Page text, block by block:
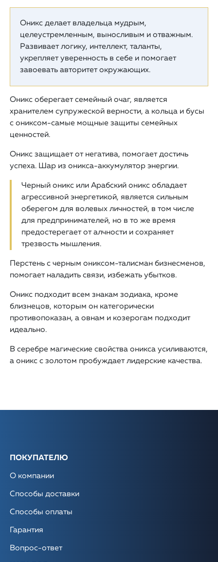
Оникс делает владельца мудрым,
целеустремленным, выносливым и отважным.
Развивает логику, интеллект, таланты,
укрепляет уверенность в себе и помогает
завоевать авторитет окружающих.
Оникс оберегает семейный очаг, является
хранителем супружеской верности, а кольца и бусы
с ониксом-самые мощные защиты семейных
ценностей.
Оникс защищает от негатива, помогает достичь
успеха. Шар из оникса-аккумулятор энергии.
Черный оникс или Арабский оникс обладает
агрессивной энергетикой, является сильным
оберегом для волевых личностей, в том числе
для предпринимателей, но в то же время
предостерегает от алчности и сохраняет
трезвость мышления.
Перстень с черным ониксом-талисман бизнесменов,
помогает наладить связи, избежать убытков.
Оникс подходит всем знакам зодиака, кроме
близнецов, которым он категорически
противопоказан, а овнам и козерогам подходит
идеально.
В серебре магические свойства оникса усиливаются,
а оникс с золотом пробуждает лидерские качества.
ПОКУПАТЕЛЮ
О компании
Способы доставки
Способы оплаты
Гарантия
Вопрос-ответ